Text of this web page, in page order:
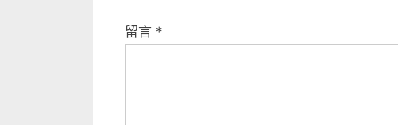
留言 *